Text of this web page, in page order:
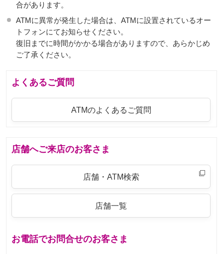
合があります。
ATMに異常が発生した場合は、ATMに設置されているオー
トフォンにてお知らせください。
復旧までに時間がかかる場合がありますので、あらかじめ
ご了承ください。
よくあるご質問
ATMのよくあるご質問
店舗へご来店のお客さま
店舗・ATM検索
店舗一覧
お電話でお問合せのお客さま